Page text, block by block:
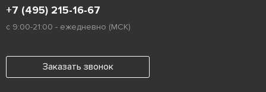
+7 (495) 215-16-67
с 9:00-21:00 - ежедневно (МСК)
Заказать звонок